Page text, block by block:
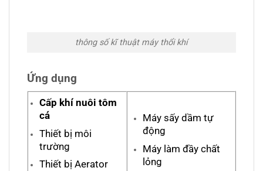
thông số kĩ thuật máy thổi khí
Ứng dụng
Cấp khí nuôi tôm
cá
Thiết bị môi
trường
Thiết bị Aerator
Máy sấy dầm tự
động
Máy làm đầy chất
lỏng